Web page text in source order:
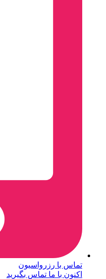
تماس با رزرواسیون
اکنون با ما تماس بگیرید